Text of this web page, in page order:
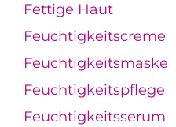
Fettige Haut
Feuchtigkeitscreme
Feuchtigkeitsmaske
Feuchtigkeitspflege
Feuchtigkeitsserum